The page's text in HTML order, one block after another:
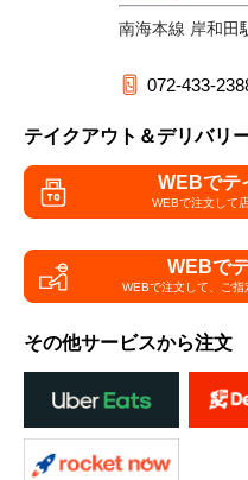
南海本線 岸和田
072-433-
テイクアウト＆デリバリ
WEBでテ
WEBで注文して
WEBで
WEBで注文して、 ご
その他サービスから注文